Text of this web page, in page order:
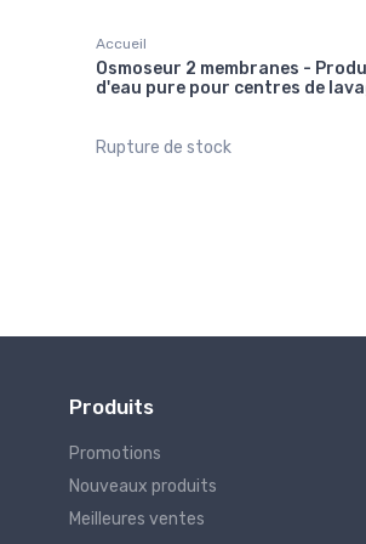
Accueil
Osmoseur 2 membranes -
d'eau pure pour centres de
Rupture de stock
Produits
Promotions
Nouveaux produits
Meilleures ventes